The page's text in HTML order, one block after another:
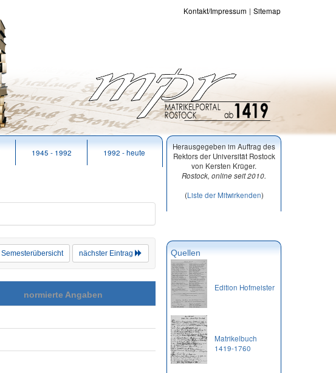
Kontakt/Impressum Sitemap
1945 - 1992 1992 - heute
Semesterübersicht nächster Eintrag
normierte Angaben
Herausgegeben im Auftrag des
Rektors der Universität Rostock
von Kersten Krüger.
Rostock, online seit 2010.
(Liste der Mitwirkenden)
Quellen
Edition Hofmeister
Matrikelbuch
1419-1760